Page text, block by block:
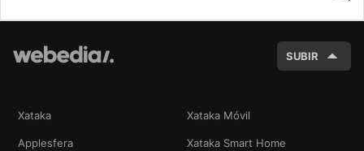
SUBIR
Xataka Xataka Móvil
Applesfera Xataka Smart Home